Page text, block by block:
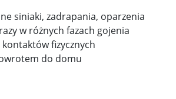
siniaki, zadrapania, oparzenia
w różnych fazach gojenia
fizycznych
do domu